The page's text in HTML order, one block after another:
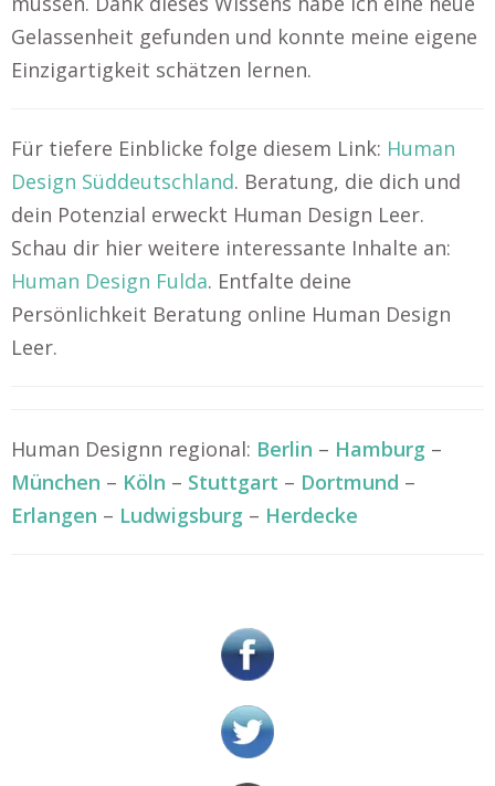
Gelassenheit gefunden und konnte meine eigene
Einzigartigkeit schätzen lernen.
Für tiefere Einblicke folge diesem Link: Human
Design Süddeutschland. Beratung, die dich und
dein Potenzial erweckt Human Design Leer.
Schau dir hier weitere interessante Inhalte an:
Human Design Fulda. Entfalte deine
Persönlichkeit Beratung online Human Design
Leer.
Human Designn regional: Berlin – Hamburg –
München – Köln – Stuttgart – Dortmund –
Erlangen – Ludwigsburg – Herdecke